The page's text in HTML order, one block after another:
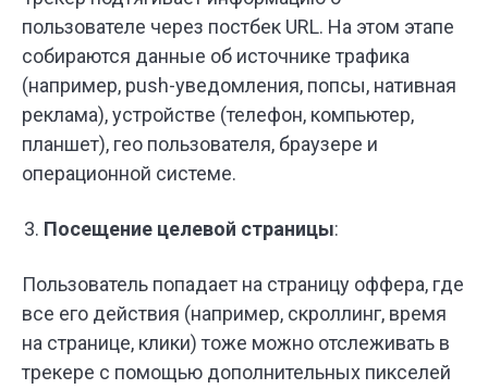
пользователе через постбек URL. На этом этапе
собираются данные об источнике трафика
(например, push-уведомления, попсы, нативная
реклама), устройстве (телефон, компьютер,
планшет), гео пользователя, браузере и
операционной системе.
Посещение целевой страницы:
Пользователь попадает на страницу оффера, где
все его действия (например, скроллинг, время
на странице, клики) тоже можно отслеживать в
трекере с помощью дополнительных пикселей